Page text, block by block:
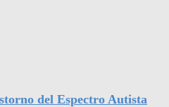
del Espectro Autista